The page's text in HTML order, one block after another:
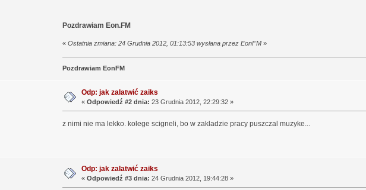
Pozdrawiam Eon.FM
« Ostatnia zmiana: 24 Grudnia 2012, 01:13:53 wysłana przez EonFM»
Pozdrawiam EonFM
Odp: jak zalatwić zaiks
« Odpowiedź #2 dnia: 23 Grudnia 2012, 22:29:32 »
z nimi nie ma lekko. kolege scigneli, bo w zakladzie pracy puszczal muzyke...
Odp: jak zalatwić zaiks
« Odpowiedź #3 dnia: 24 Grudnia 2012, 19:44:28 »